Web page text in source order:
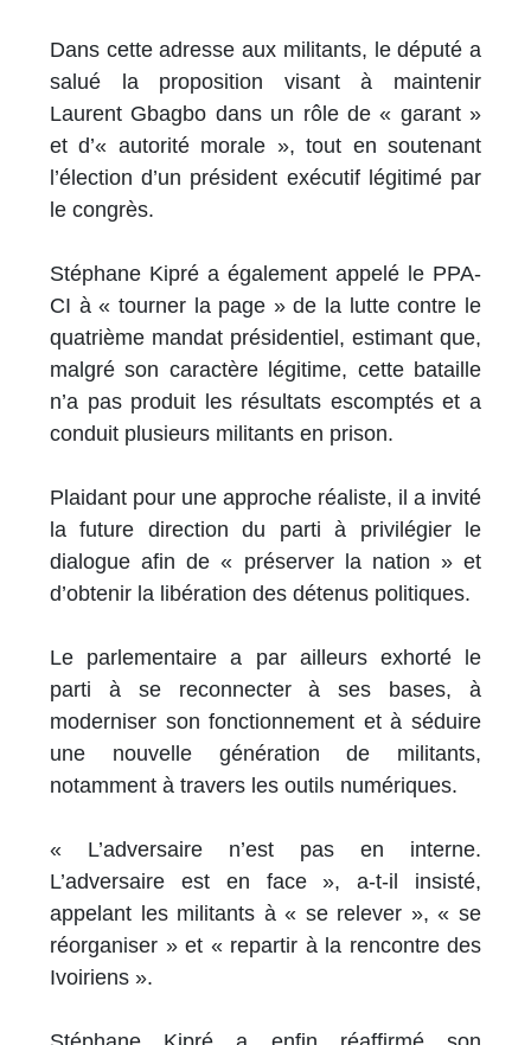
Dans cette adresse aux militants, le député a
salué la proposition visant à maintenir
Laurent Gbagbo dans un rôle de « garant »
et d’« autorité morale », tout en soutenant
l’élection d’un président exécutif légitimé par
le congrès.
Stéphane Kipré a également appelé le PPA-
CI à « tourner la page » de la lutte contre le
quatrième mandat présidentiel, estimant que,
malgré son caractère légitime, cette bataille
n’a pas produit les résultats escomptés et a
conduit plusieurs militants en prison.
Plaidant pour une approche réaliste, il a invité
la future direction du parti à privilégier le
dialogue afin de « préserver la nation » et
d’obtenir la libération des détenus politiques.
Le parlementaire a par ailleurs exhorté le
parti à se reconnecter à ses bases, à
moderniser son fonctionnement et à séduire
une nouvelle génération de militants,
notamment à travers les outils numériques.
« L’adversaire n’est pas en interne.
L’adversaire est en face », a-t-il insisté,
appelant les militants à « se relever », « se
réorganiser » et « repartir à la rencontre des
Ivoiriens ».